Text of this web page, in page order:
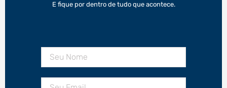
E fique por dentro de tudo que acontece.